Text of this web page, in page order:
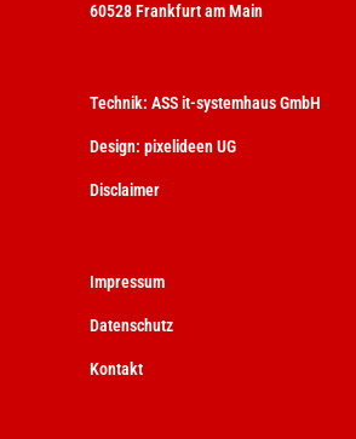
60528 Frankfurt am Main
Technik: ASS it-systemhaus GmbH
Design: pixelideen UG
Disclaimer
Impressum
Datenschutz
Kontakt